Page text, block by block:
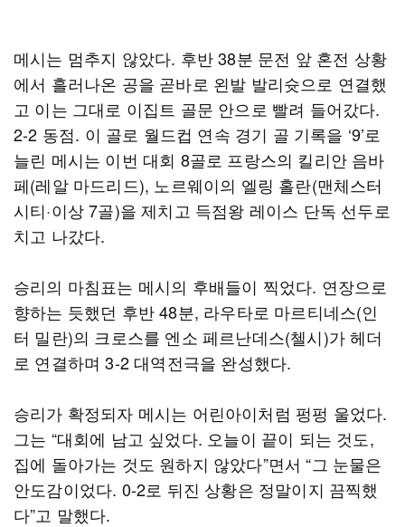
메시는 멈추지 않았다. 후반 38분 문전 앞 혼전 상황
에서 흘러나온 공을 곧바로 왼발 발리슛으로 연결했
고 이는 그대로 이집트 골문 안으로 빨려 들어갔다.
2-2 동점. 이 골로 월드컵 연속 경기 골 기록을 ‘9’로
늘린 메시는 이번 대회 8골로 프랑스의 킬리안 음바
페(레알 마드리드), 노르웨이의 엘링 홀란(맨체스터
시티·이상 7골)을 제치고 득점왕 레이스 단독 선두로
치고 나갔다.
승리의 마침표는 메시의 후배들이 찍었다. 연장으로
향하는 듯했던 후반 48분, 라우타로 마르티네스(인
터 밀란)의 크로스를 엔소 페르난데스(첼시)가 헤더
로 연결하며 3-2 대역전극을 완성했다.
승리가 확정되자 메시는 어린아이처럼 펑펑 울었다.
그는 “대회에 남고 싶었다. 오늘이 끝이 되는 것도,
집에 돌아가는 것도 원하지 않았다”면서 “그 눈물은
안도감이었다. 0-2로 뒤진 상황은 정말이지 끔찍했
다”고 말했다.